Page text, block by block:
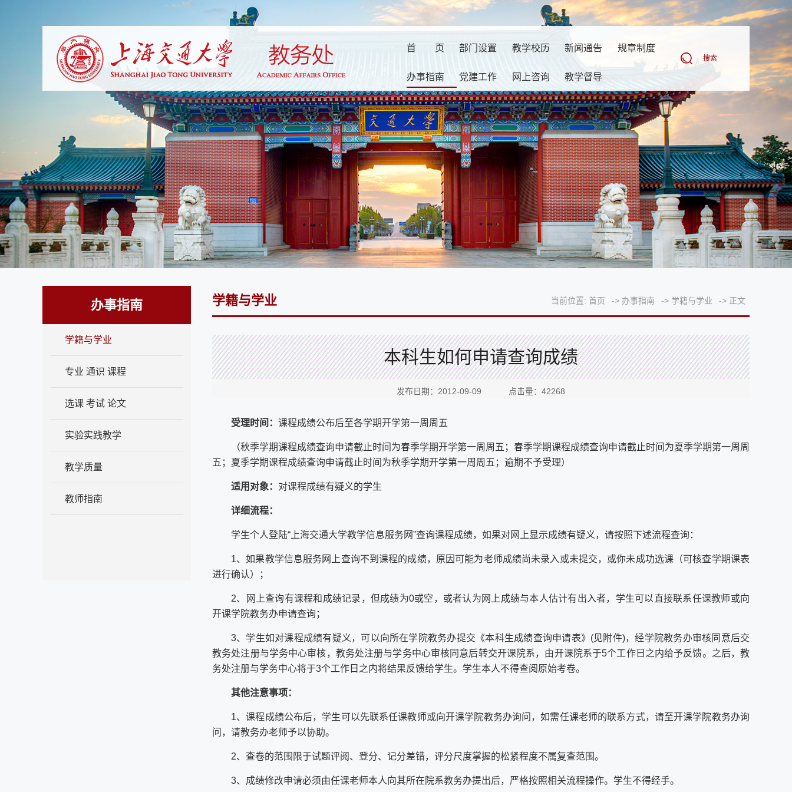
首 页 部门设置 教学校历 新闻通告 规章制度
办事指南 党建工作 网上咨询 教学督导
搜索
办事指南
学籍与学业
专业 通识 课程
选课 考试 论文
实验实践教学
教学质量
教师指南
学籍与学业 当前位置: 首页 -> 办事指南 -> 学籍与学业 -> 正文
本科生如何申请查询成绩
发布日期：2012-09-09 点击量： 42268
受理时间： 课程成绩公布后至各学期开学第一周周五
（秋季学期课程成绩查询申请截止时间为春季学期开学第一周周五；春季学期课程成绩查询申请截止时间为夏季学期第一周周
五；夏季学期课程成绩查询申请截止时间为秋季学期开学第一周周五；逾期不予受理）
适用对象： 对课程成绩有疑义的学生
详细流程：
学生个人登陆“上海交通大学教学信息服务网”查询课程成绩，如果对网上显示成绩有疑义，请按照下述流程查询：
1、如果教学信息服务网上查询不到课程的成绩，原因可能为老师成绩尚未录入或未提交，或你未成功选课（可核查学期课表
进行确认）；
2、网上查询有课程和成绩记录，但成绩为0或空，或者认为网上成绩与本人估计有出入者，学生可以直接联系任课教师或向
开课学院教务办申请查询；
3、学生如对课程成绩有疑义，可以向所在学院教务办提交《本科生成绩查询申请表》(见附件)，经学院教务办审核同意后交
教务处注册与学务中心审核，教务处注册与学务中心审核同意后转交开课院系，由开课院系于5个工作日之内给予反馈。之后，教
务处注册与学务中心将于3个工作日之内将结果反馈给学生。学生本人不得查阅原始考卷。
其他注意事项：
1、课程成绩公布后，学生可以先联系任课教师或向开课学院教务办询问，如需任课老师的联系方式，请至开课学院教务办询
问，请教务办老师予以协助。
2、查卷的范围限于试题评阅、登分、记分差错，评分尺度掌握的松紧程度不属复查范围。
3、成绩修改申请必须由任课老师本人向其所在院系教务办提出后，严格按照相关流程操作。学生不得经手。